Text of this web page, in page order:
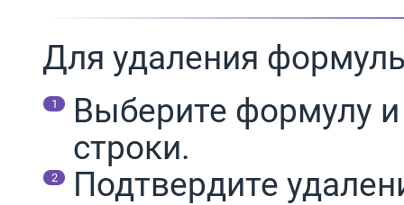
Для удаления
Выберите формулу
строки.
Подтвердите